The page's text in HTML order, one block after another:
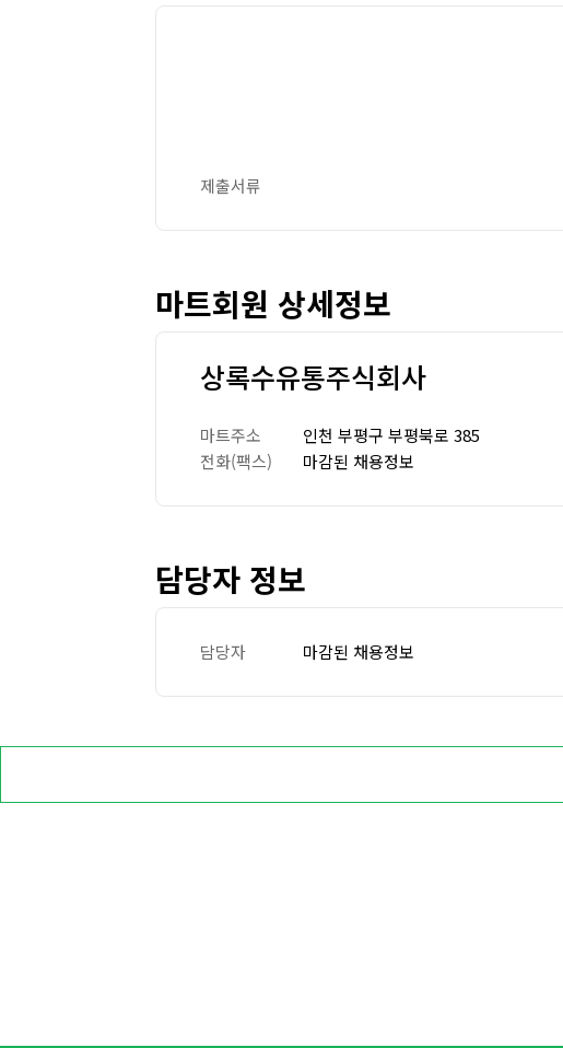
제출서류
마트회원 상세정보
상록수유통주식회사
마트주소 인천 부평구 부평북로 385
전화(팩스)
마감된 채용정보
담당자 정보
담당자 마감된 채용정보